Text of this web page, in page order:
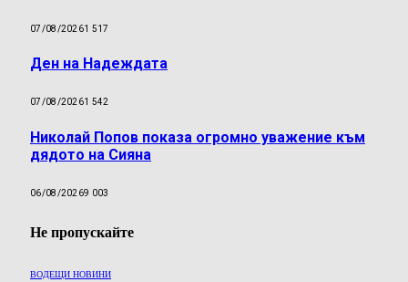
07/08/20261 517
Ден на Надеждата
07/08/20261 542
Николай Попов показа огромно уважение към
дядото на Сияна
06/08/20269 003
Не пропускайте
ВОДЕЩИ НОВИНИ